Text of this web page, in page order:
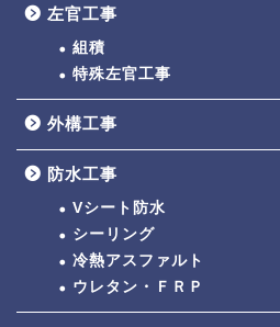
左官工事
組積
特殊左官工事
外構工事
防水工事
Vシート防水
シーリング
冷熱アスファルト
ウレタン・ＦＲＰ